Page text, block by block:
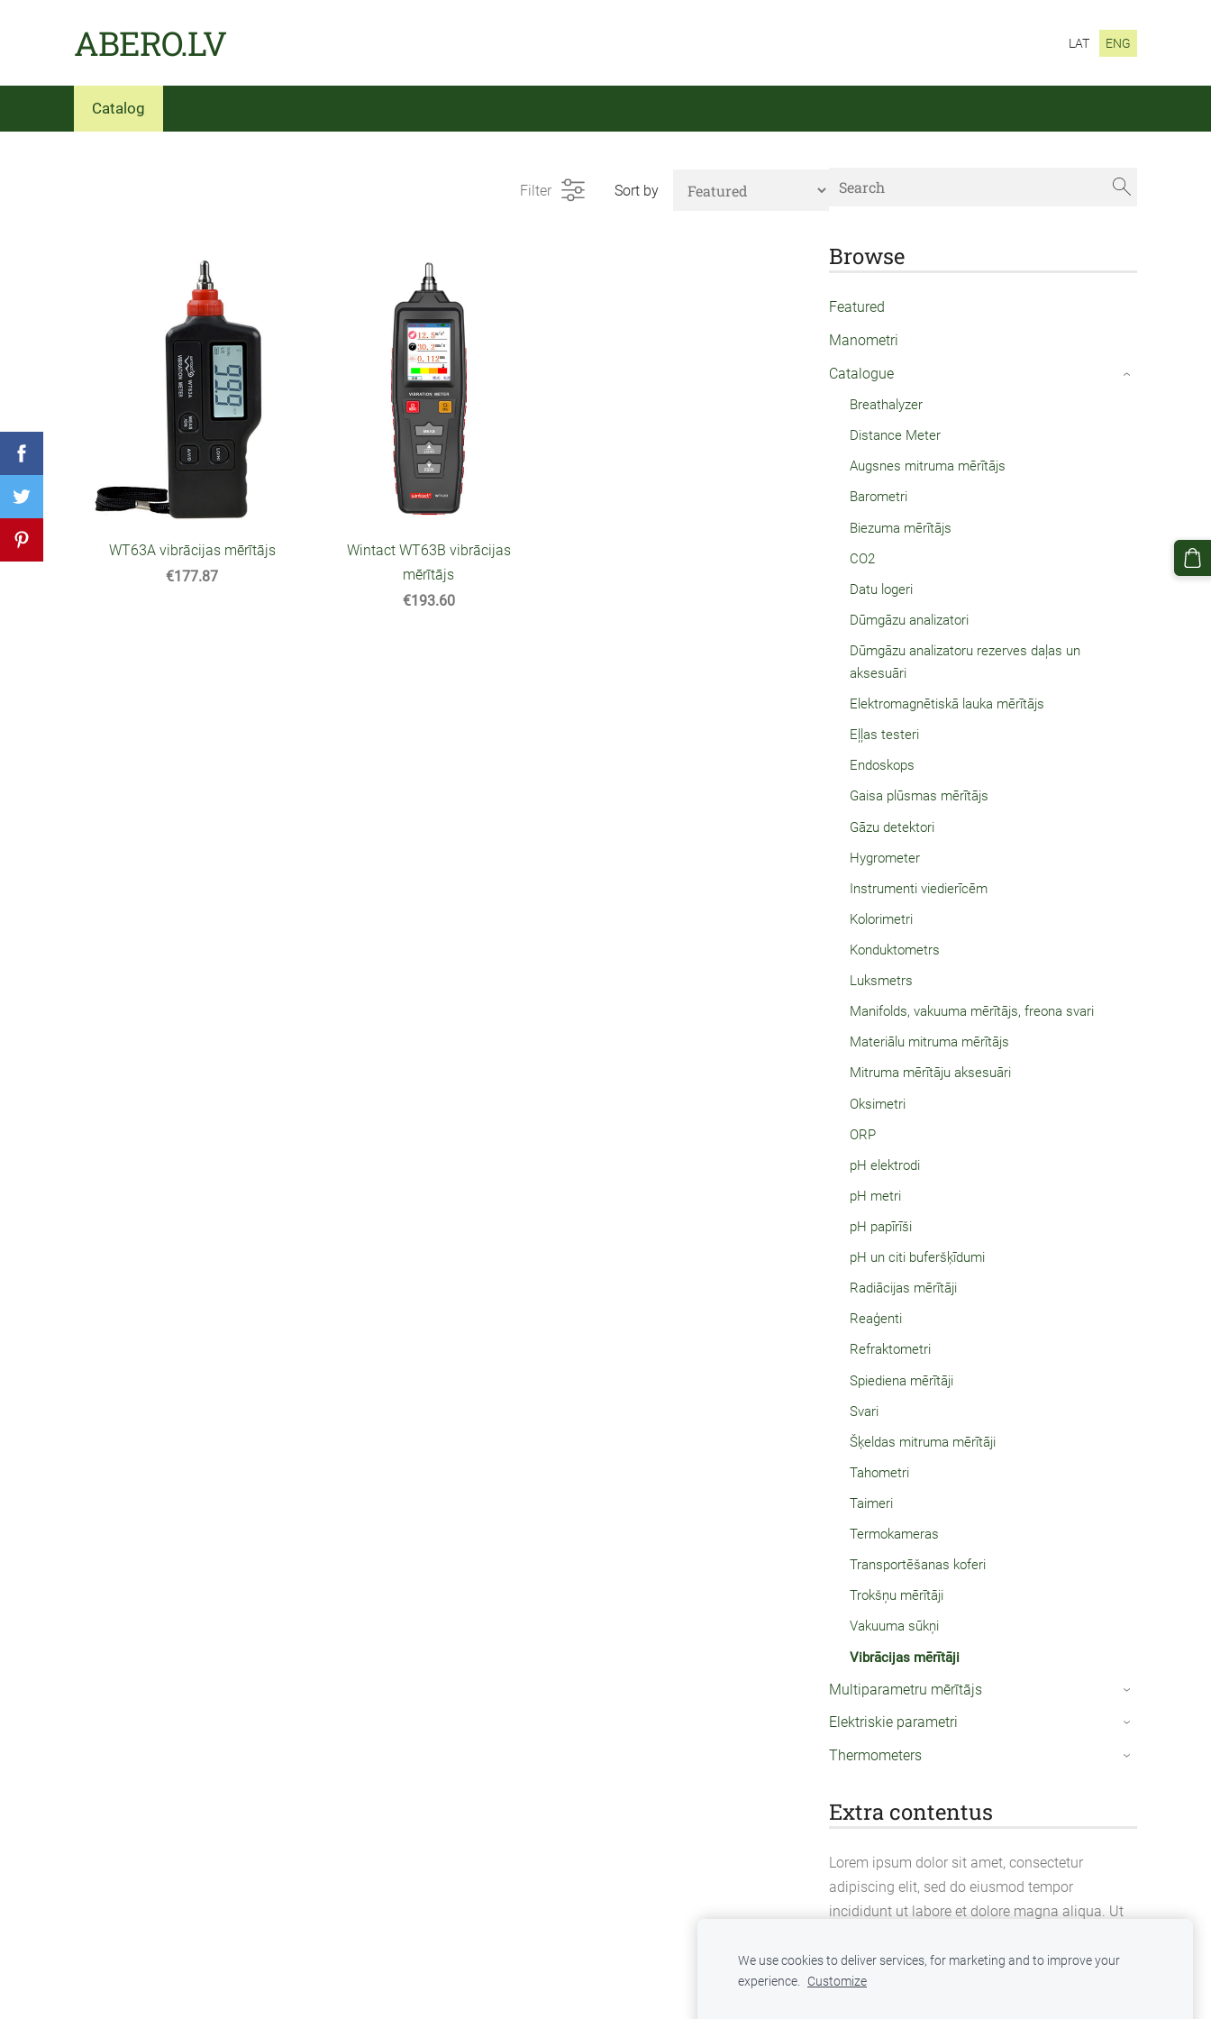
ABERO.LV LAT ENG
Catalog
Browse
Featured
Manometri
Catalogue
Breathalyzer
Distance Meter
Augsnes mitruma mērītājs
Barometri
Biezuma mērītājs
CO2
Datu logeri
Dūmgāzu analizatori
Dūmgāzu analizatoru rezerves daļas un
aksesuāri
Elektromagnētiskā lauka mērītājs
Eļļas testeri
Endoskops
Gaisa plūsmas mērītājs
Gāzu detektori
Hygrometer
Instrumenti viedierīcēm
Kolorimetri
Konduktometrs
Luksmetrs
Manifolds, vakuuma mērītājs, freona svari
Materiālu mitruma mērītājs
Mitruma mērītāju aksesuāri
Oksimetri
ORP
pH elektrodi
pH metri
pH papīrīši
pH un citi buferšķīdumi
Radiācijas mērītāji
Reaģenti
Refraktometri
Spiediena mērītāji
Svari
Šķeldas mitruma mērītāji
Tahometri
Taimeri
Termokameras
Transportēšanas koferi
Trokšņu mērītāji
Vakuuma sūkņi
Vibrācijas mērītāji
›
Multiparametru mērītājs ›
Elektriskie parametri ›
Thermometers ›
Extra contentus
Lorem ipsum dolor sit amet, consectetur
adipiscing elit, sed do eiusmod tempor
incididunt ut labore et dolore magna aliqua. Ut
exercitation ullamco laboris nisi ut aliquip ex ea
commodo consequat.
Filter Sort by
WT63A vibrācijas mērītājs
€177.87
Wintact WT63B vibrācijas
mērītājs
€193.60
We use cookies to deliver services, for marketing and to improve your
experience. Customize